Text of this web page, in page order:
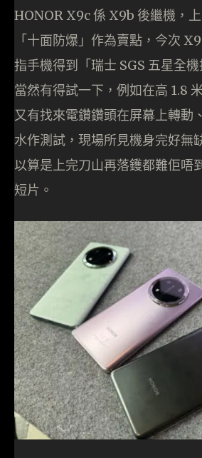
HONOR X9c 係 X9b 後繼機，
「十面防爆」作為賣點，今次
指手機得到「瑞士 SGS 五星全
當然有得試一下，例如在高 1.8
又有找來電鑽鑽頭在屏幕上轉動
水作測試，現場所見機身完好無
以算是上完刀山再落鑊都難佢唔
短片。